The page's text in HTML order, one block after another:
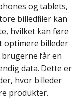
og tablets,
billedfiler kan
hvilket kan føre
optimere billeder
brugerne får en
data. Dette er
hvor billeder
produkter.